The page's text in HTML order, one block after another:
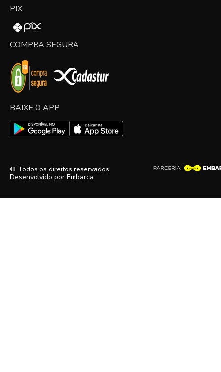
PIX
COMPRA SEGURA
BAIXE O APP
© Todos os direitos reservados.
Desenvolvido por Embarca